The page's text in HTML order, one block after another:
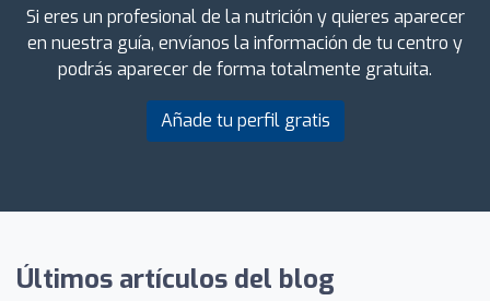
Si eres un profesional de la nutrición y quieres aparecer
en nuestra guía, envíanos la información de tu centro y
podrás aparecer de forma totalmente gratuita.
Añade tu perfil gratis
Últimos artículos del blog